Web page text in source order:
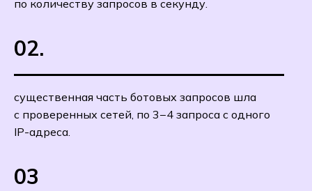
по количеству запросов в секунду.
02.
существенная часть ботовых запросов шла
с проверенных сетей, по 3−4 запроса с одного
IP-адреса.
03